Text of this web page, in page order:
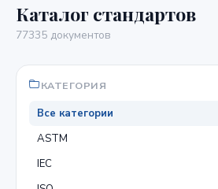
Каталог стандартов
77335 документов
КАТЕГОРИЯ
Все категории
ASTM
IEC